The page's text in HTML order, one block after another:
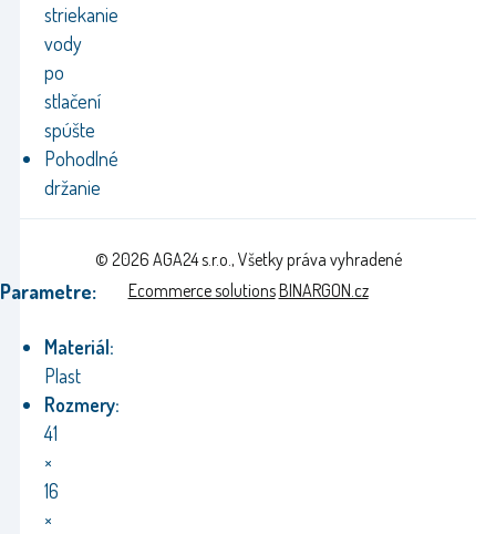
striekanie
vody
po
stlačení
spúšte
Pohodlné
držanie
Parametre:
Materiál:
Plast
Rozmery:
41
×
16
×
© 2026 AGA24 s.r.o., Všetky práva vyhradené
Ecommerce solutionsBINARGON.cz